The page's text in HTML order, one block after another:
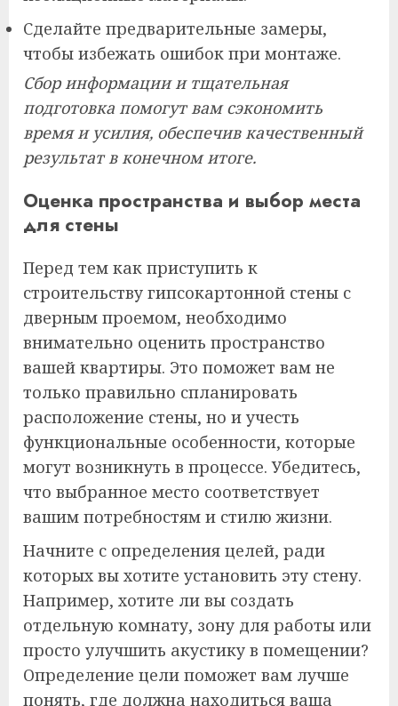
Сделайте предварительные замеры,
чтобы избежать ошибок при монтаже.
Сбор информации и тщательная
подготовка помогут вам сэкономить
время и усилия, обеспечив качественный
результат в конечном итоге.
Оценка пространства и выбор места
для стены
Перед тем как приступить к
строительству гипсокартонной стены с
дверным проемом, необходимо
внимательно оценить пространство
вашей квартиры. Это поможет вам не
только правильно спланировать
расположение стены, но и учесть
функциональные особенности, которые
могут возникнуть в процессе. Убедитесь,
что выбранное место соответствует
вашим потребностям и стилю жизни.
Начните с определения целей, ради
которых вы хотите установить эту стену.
Например, хотите ли вы создать
отдельную комнату, зону для работы или
просто улучшить акустику в помещении?
Определение цели поможет вам лучше
понять, где должна находиться ваша